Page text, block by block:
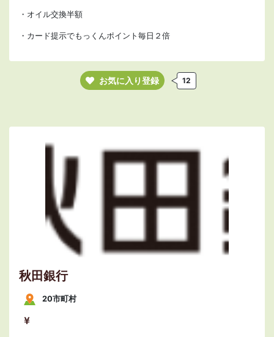
・オイル交換半額
・カード提示でもっくんポイント毎日２倍
お気に入り登録 12
秋田銀行
20市町村